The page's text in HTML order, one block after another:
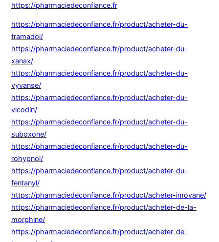
https://pharmaciedeconfiance.fr
https://pharmaciedeconfiance.fr/product/acheter-du-
tramadol/
https://pharmaciedeconfiance.fr/product/acheter-du-
xanax/
https://pharmaciedeconfiance.fr/product/acheter-du-
vyvanse/
https://pharmaciedeconfiance.fr/product/acheter-du-
vicodin/
https://pharmaciedeconfiance.fr/product/acheter-du-
suboxone/
https://pharmaciedeconfiance.fr/product/acheter-du-
rohypnol/
https://pharmaciedeconfiance.fr/product/acheter-du-
fentanyl/
https://pharmaciedeconfiance.fr/product/acheter-imovane/
https://pharmaciedeconfiance.fr/product/acheter-de-la-
morphine/
https://pharmaciedeconfiance.fr/product/acheter-de-